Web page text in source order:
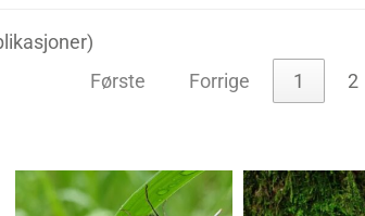
Første
Forrige 1 2